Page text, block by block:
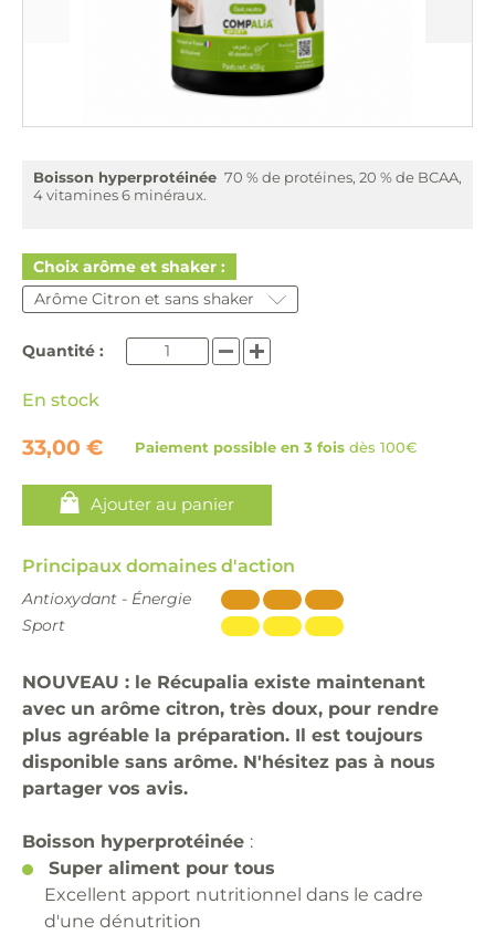
Boisson hyperprotéinée 70 % de protéines, 20 % de BCAA,
4 vitamines 6 minéraux.
Choix arôme et shaker :
Quantité :
En stock
33,00 € Paiement possible en 3 fois dès 100€
Ajouter au panier
Principaux domaines d'action
Antioxydant - Énergie
Sport
NOUVEAU : le Récupalia existe maintenant
avec un arôme citron, très doux, pour rendre
plus agréable la préparation. Il est toujours
disponible sans arôme. N'hésitez pas à nous
partager vos avis.
Boisson hyperprotéinée :
Super aliment pour tous
Excellent apport nutritionnel dans le cadre
d'une dénutrition